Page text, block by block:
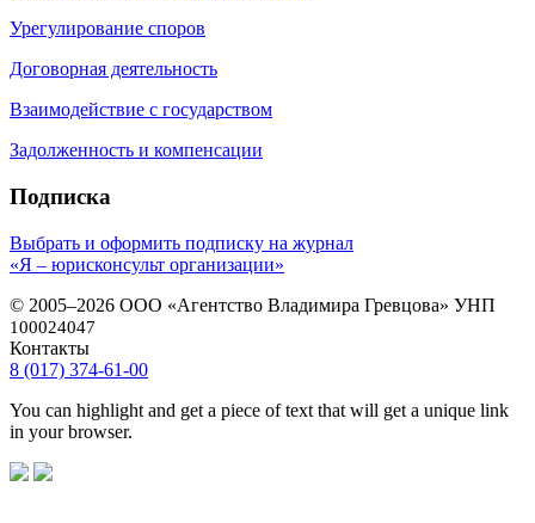
Урегулирование споров
Договорная деятельность
Взаимодействие с государством
Задолженность и компенсации
Подписка
Выбрать и оформить подписку на журнал
«Я – юрисконсульт организации»
© 2005–2026 ООО «Агентство Владимира Гревцова» УНП
100024047
Контакты
8 (017) 374-61-00
You can highlight and get a piece of text that will get a unique link
in your browser.